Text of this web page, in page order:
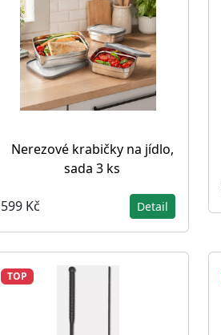
Nerezové krabičky na jídlo,
sada 3 ks
599 Kč Detail
TOP